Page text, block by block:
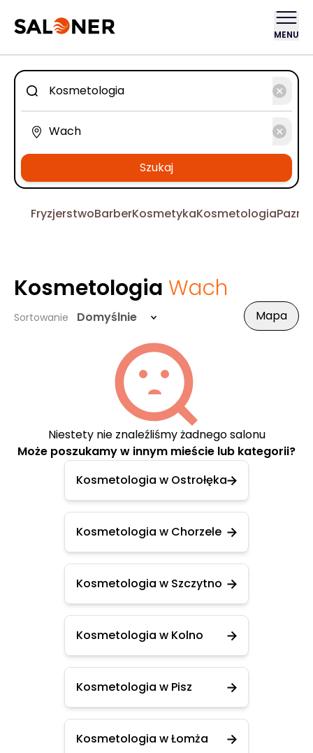
MENU
Szukaj
FryzjerstwoBarberKosmetykaKosmetologia
Kosmetologia Wach
Sortowanie Domyślnie Mapa
Niestety nie znaleźliśmy żadnego salonu
Może poszukamy w innym mieście lub kategorii?
Kosmetologia w Ostrołęka
Kosmetologia w Chorzele
Kosmetologia w Szczytno
Kosmetologia w Kolno
Kosmetologia w Pisz
Kosmetologia w Łomża